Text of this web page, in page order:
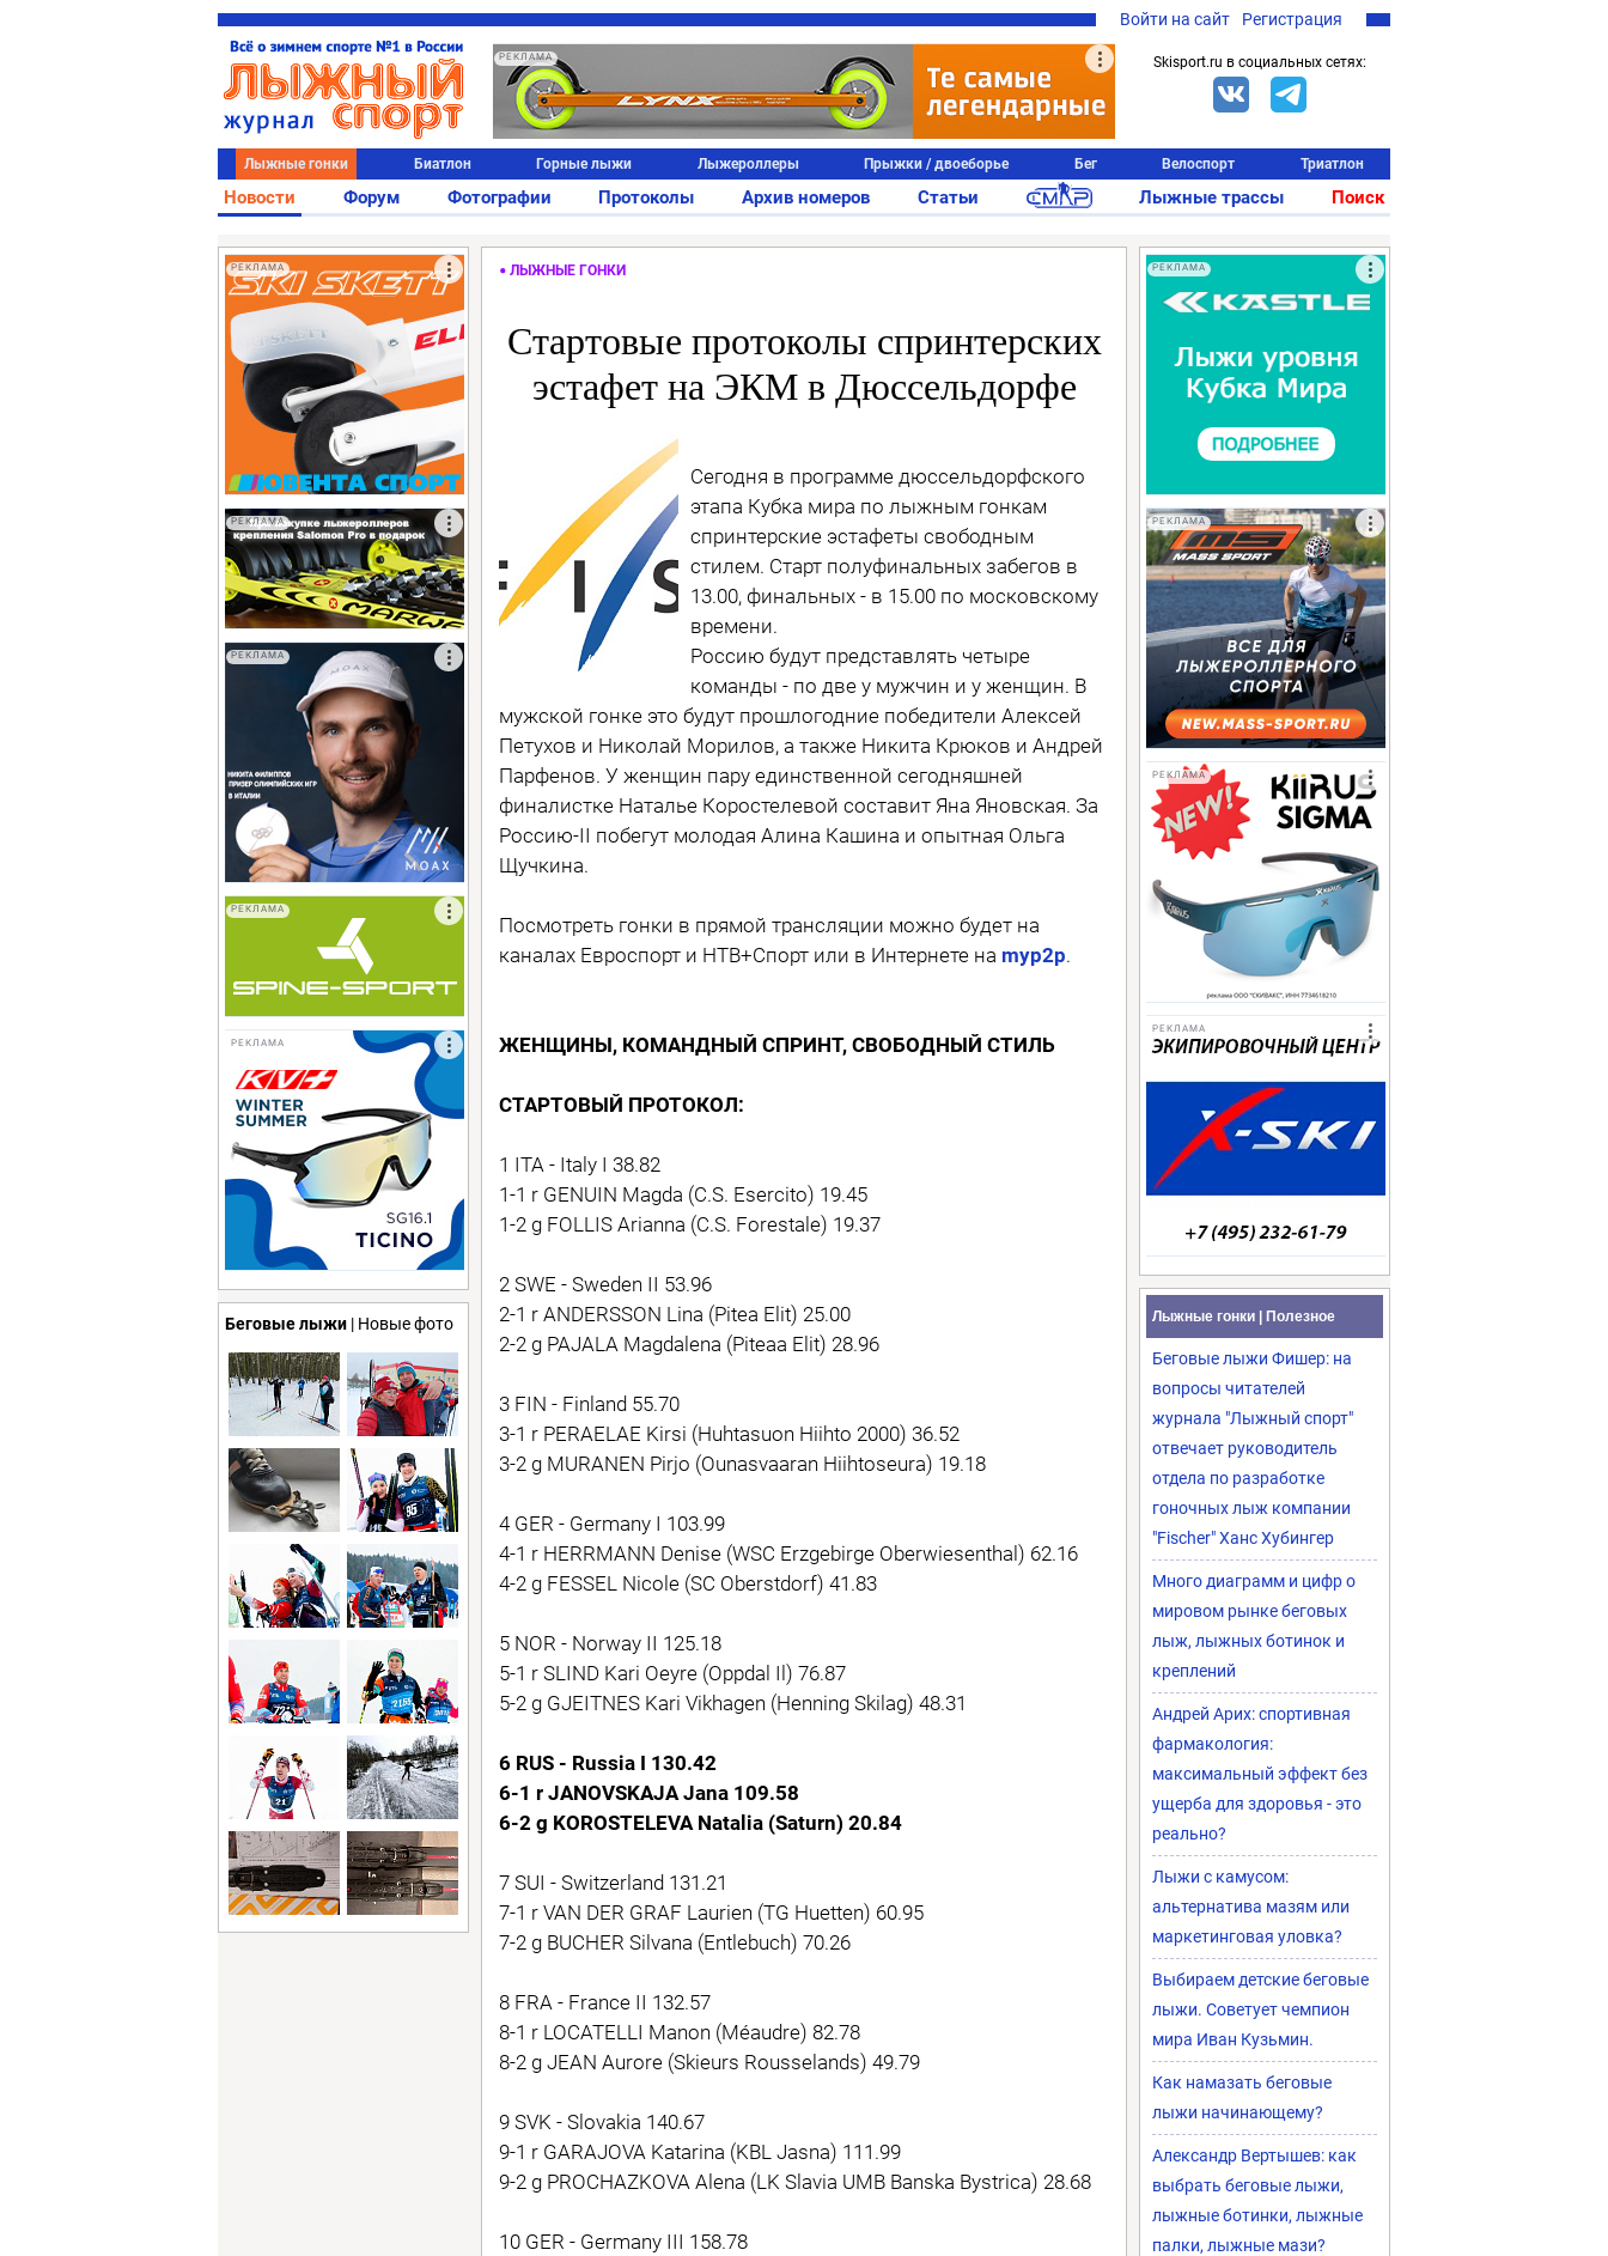
Войти на сайт Регистрация
РЕКЛАМА Skisport.ru в социальных сетях:
Лыжные гонки Биатлон Горные лыжи Лыжероллеры Прыжки / двоеборье Бег Велоспорт Триатлон
Новости Форум Фотографии Протоколы Архив номеров Статьи Лыжные трассы Поиск
РЕКЛАМА
РЕКЛАМА
РЕКЛАМА
РЕКЛАМА
РЕКЛАМА
Беговые лыжи | Новые фото
ЛЫЖНЫЕ ГОНКИ
Стартовые протоколы спринтерских
эстафет на ЭКМ в Дюссельдорфе
Сегодня в программе дюссельдорфского
этапа Кубка мира по лыжным гонкам
спринтерские эстафеты свободным
стилем. Старт полуфинальных забегов в
13.00, финальных - в 15.00 по московскому
времени.
Россию будут представлять четыре
команды - по две у мужчин и у женщин. В
мужской гонке это будут прошлогодние победители Алексей
Петухов и Николай Морилов, а также Никита Крюков и Андрей
Парфенов. У женщин пару единственной сегодняшней
финалистке Наталье Коростелевой составит Яна Яновская. За
Россию-II побегут молодая Алина Кашина и опытная Ольга
Щучкина.
Посмотреть гонки в прямой трансляции можно будет на
каналах Евроспорт и НТВ+Спорт или в Интернете на myp2p.
ЖЕНЩИНЫ, КОМАНДНЫЙ СПРИНТ, СВОБОДНЫЙ СТИЛЬ
СТАРТОВЫЙ ПРОТОКОЛ:
1 ITA - Italy I 38.82
1-1 r GENUIN Magda (C.S. Esercito) 19.45
1-2 g FOLLIS Arianna (C.S. Forestale) 19.37
2 SWE - Sweden II 53.96
2-1 r ANDERSSON Lina (Pitea Elit) 25.00
2-2 g PAJALA Magdalena (Piteaa Elit) 28.96
3 FIN - Finland 55.70
3-1 r PERAELAE Kirsi (Huhtasuon Hiihto 2000) 36.52
3-2 g MURANEN Pirjo (Ounasvaaran Hiihtoseura) 19.18
4 GER - Germany I 103.99
4-1 r HERRMANN Denise (WSC Erzgebirge Oberwiesenthal) 62.16
4-2 g FESSEL Nicole (SC Oberstdorf) 41.83
5 NOR - Norway II 125.18
5-1 r SLIND Kari Oeyre (Oppdal Il) 76.87
5-2 g GJEITNES Kari Vikhagen (Henning Skilag) 48.31
6 RUS - Russia I 130.42
6-1 r JANOVSKAJA Jana 109.58
6-2 g KOROSTELEVA Natalia (Saturn) 20.84
7 SUI - Switzerland 131.21
7-1 r VAN DER GRAF Laurien (TG Huetten) 60.95
7-2 g BUCHER Silvana (Entlebuch) 70.26
8 FRA - France II 132.57
8-1 r LOCATELLI Manon (Méaudre) 82.78
8-2 g JEAN Aurore (Skieurs Rousselands) 49.79
9 SVK - Slovakia 140.67
9-1 r GARAJOVA Katarina (KBL Jasna) 111.99
9-2 g PROCHAZKOVA Alena (LK Slavia UMB Banska Bystrica) 28.68
10 GER - Germany III 158.78
РЕКЛАМА
РЕКЛАМА
РЕКЛАМА
РЕКЛАМА
Лыжные гонки | Полезное
Беговые лыжи Фишер: на
вопросы читателей
журнала "Лыжный спорт"
отвечает руководитель
отдела по разработке
гоночных лыж компании
"Fischer" Ханс Хубингер
Много диаграмм и цифр о
мировом рынке беговых
лыж, лыжных ботинок и
креплений
Андрей Арих: спортивная
фармакология:
максимальный эффект без
ущерба для здоровья - это
реально?
Лыжи с камусом:
альтернатива мазям или
маркетинговая уловка?
Выбираем детские беговые
лыжи. Советует чемпион
мира Иван Кузьмин.
Как намазать беговые
лыжи начинающему?
Александр Вертышев: как
выбрать беговые лыжи,
лыжные ботинки, лыжные
палки, лыжные мази?